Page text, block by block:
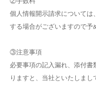
個人情報開示請求について
する場合がございますので予
③注意事項
必要事項の記入漏れ、添付
りますと、当社といたしま